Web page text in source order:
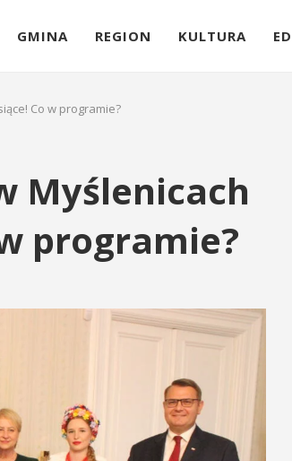
GMINA REGION KULTURA
Co w programie?
Myślenicach
programie?